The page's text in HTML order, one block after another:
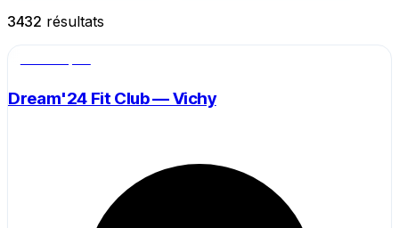
3432 résultats
Dream'24 Fit Club — Vichy